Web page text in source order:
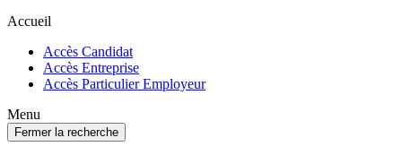
Accueil
Accès Candidat
Accès Entreprise
Accès Particulier Employeur
Menu
Fermer la recherche